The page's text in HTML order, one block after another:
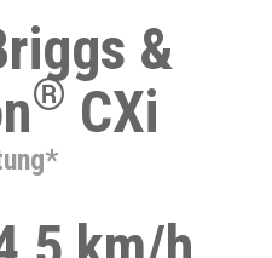
&
® CXi